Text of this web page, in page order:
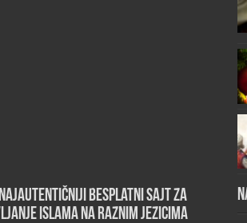
besplatni sajt za
islama na raznim jezicima